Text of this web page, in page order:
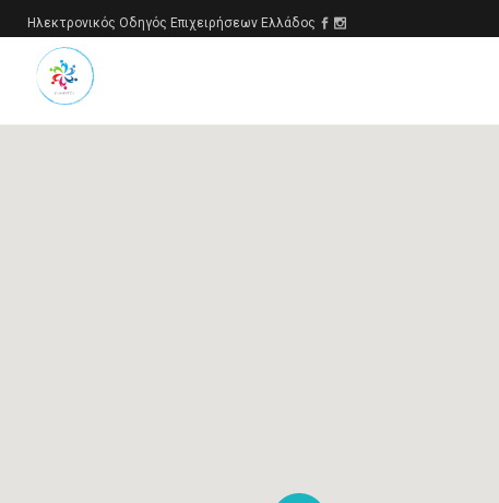
Ηλεκτρονικός Οδηγός Επιχειρήσεων Ελλάδος